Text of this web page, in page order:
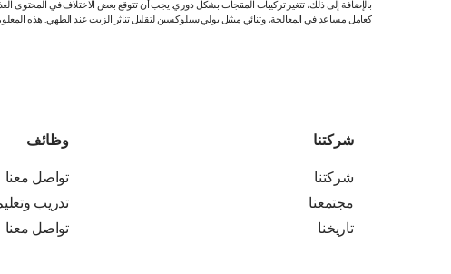
بالإضافة إلى ذلك، تتغير تركيبات المنتجات بشكل دوري. يجب أن تتوقع بعض الاختلاف في
كعامل مساعد في المعالجة، وثنائي ميثيل بولي سيلوكسين لتقليل تناثر الزيت عند الطهي. هذه المعلومات صحيحة اعتباراً
شركتنا
شركتنا
مجتمعنا
تاريخنا
وظائف
تواصل معنا
تدريب
تواصل معنا